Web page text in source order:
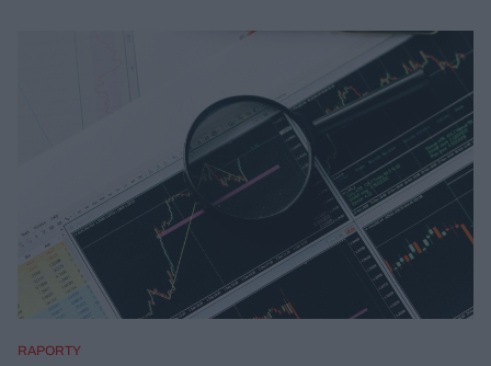
RAPORTY